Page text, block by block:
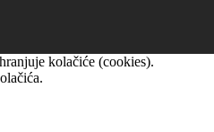
kolačiće (cookies).